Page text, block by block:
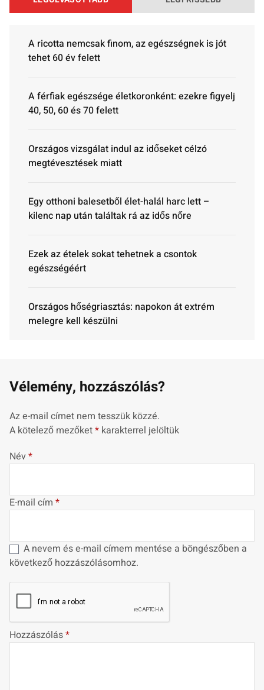
A ricotta nemcsak finom, az egészségnek is jót
tehet 60 év felett
A férfiak egészsége életkoronként: ezekre figyelj
40, 50, 60 és 70 felett
Országos vizsgálat indul az időseket célzó
megtévesztések miatt
Egy otthoni balesetből élet-halál harc lett –
kilenc nap után találtak rá az idős nőre
Ezek az ételek sokat tehetnek a csontok
egészségéért
Országos hőségriasztás: napokon át extrém
melegre kell készülni
Vélemény, hozzászólás?
Az e-mail címet nem tesszük közzé.
A kötelező mezőket* karakterrel jelöltük
Név*
E-mail cím *
A nevem és e-mail címem mentése a böngészőben a
következő hozzászólásomhoz.
Hozzászólás*